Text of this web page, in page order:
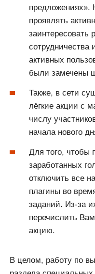
предложениях».
проявлять
заинтересовать
сотрудничества
активных
были замечены
Также, в сети
лёгкие акции с
числу
начала нового
Для того, чтобы
заработанных
отключить все
плагины во
заданий. Из-за
перечислить
акцию.
В целом, работу по